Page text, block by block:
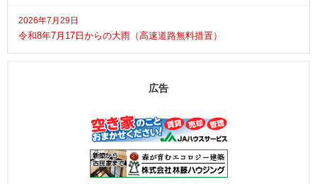
2026年7月29日
令和8年7月17日からの大雨（高速道路無料措置）
広告